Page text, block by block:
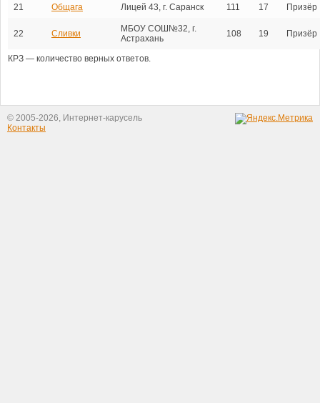
21 Общага Лицей 43, г. Саранск 111 17 Призёр
22 Сливки
МБОУ СОШ№32, г.
Астрахань
108 19 Призёр
КРЗ — количество верных ответов.
© 2005-2026, Интернет-карусель
Контакты